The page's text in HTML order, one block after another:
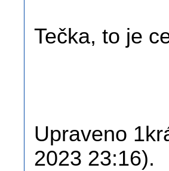
Tečka, to je
Upraveno
2023 23:16).